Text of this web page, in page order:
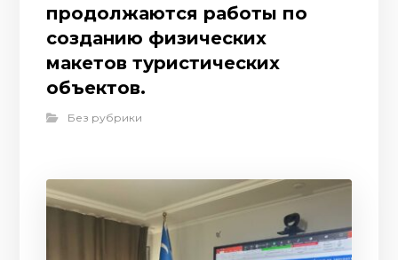
продолжаются работы по
созданию физических
макетов туристических
объектов.
Без рубрики